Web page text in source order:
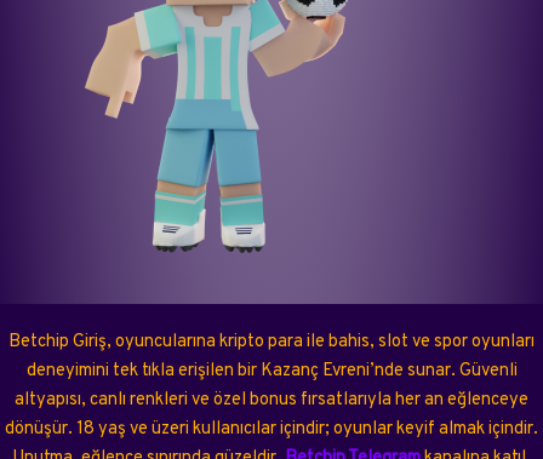
Betchip Giriş, oyuncularına kripto para ile bahis, slot ve spor oyunları
deneyimini tek tıkla erişilen bir Kazanç Evreni’nde sunar. Güvenli
altyapısı, canlı renkleri ve özel bonus fırsatlarıyla her an eğlenceye
dönüşür. 18 yaş ve üzeri kullanıcılar içindir; oyunlar keyif almak içindir.